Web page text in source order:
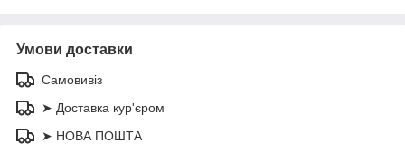
Умови доставки
Самовивіз
➤ Доставка кур'єром
➤ НОВА ПОШТА